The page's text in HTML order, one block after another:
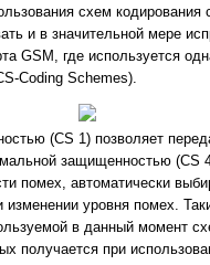
схем
и в значительной мере
GSM, где используется
Coding Schemes).
(CS 1) позволяет
защищенностью (CS
помех, автоматически
уровня помех.
в данный момент
получается при